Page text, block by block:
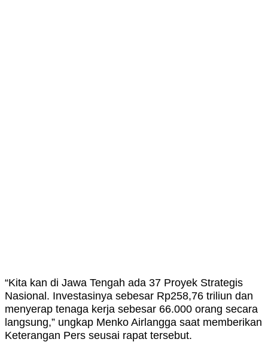
“Kita kan di Jawa Tengah ada 37 Proyek Strategis
Nasional. Investasinya sebesar Rp258,76 triliun dan
menyerap tenaga kerja sebesar 66.000 orang secara
langsung,” ungkap Menko Airlangga saat memberikan
Keterangan Pers seusai rapat tersebut.